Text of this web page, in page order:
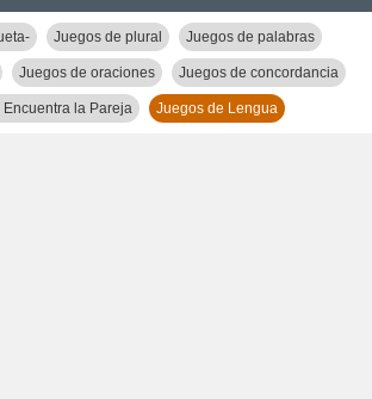
Juegos de plural Juegos de palabras
Juegos de oraciones Juegos de concordancia
la Pareja Juegos de Lengua